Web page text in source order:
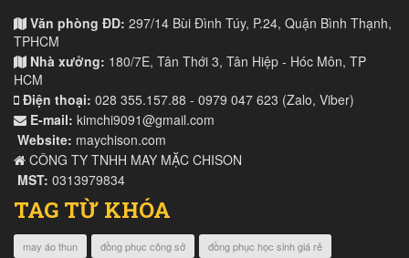
Văn phòng ĐD: 297/14 Bùi Đình Túy, P.24, Quận Bình Thạnh,
TPHCM
Nhà xưởng: 180/7E, Tân Thới 3, Tân Hiệp - Hóc Môn, TP
HCM
Điện thoại: 028 355.157.88 - 0979 047 623 (Zalo, Viber)
E-mail: kimchi9091@gmail.com
Website: maychison.com
CÔNG TY TNHH MAY MẶC CHISON
MST: 0313979834
TAG TỪ KHÓA
may áo thun đồng phục công sở
đồng phục học sinh giá rẻ